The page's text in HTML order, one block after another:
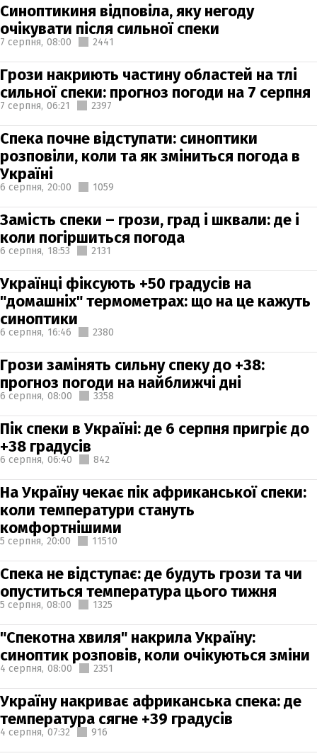
Синоптикиня відповіла, яку негоду
очікувати після сильної спеки
7 серпня, 08:00 2441
Грози накриють частину областей на тлі
сильної спеки: прогноз погоди на 7 серпня
7 серпня, 06:21 2397
Спека почне відступати: синоптики
розповіли, коли та як зміниться погода в
Україні
6 серпня, 20:00 1059
Замість спеки – грози, град і шквали: де і
коли погіршиться погода
6 серпня, 18:53 2131
Українці фіксують +50 градусів на
"домашніх" термометрах: що на це кажуть
синоптики
6 серпня, 16:46 2380
Грози замінять сильну спеку до +38:
прогноз погоди на найближчі дні
6 серпня, 08:00 3358
Пік спеки в Україні: де 6 серпня пригріє до
+38 градусів
6 серпня, 06:40 842
На Україну чекає пік африканської спеки:
коли температури стануть
комфортнішими
5 серпня, 20:00 11510
Спека не відступає: де будуть грози та чи
опуститься температура цього тижня
5 серпня, 08:00 1325
"Спекотна хвиля" накрила Україну:
синоптик розповів, коли очікуються зміни
4 серпня, 08:00 2351
Україну накриває африканська спека: де
температура сягне +39 градусів
4 серпня, 07:32 916